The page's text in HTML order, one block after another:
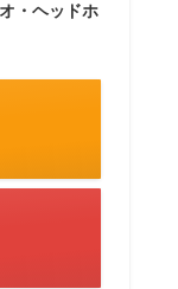
・ヘッドホ